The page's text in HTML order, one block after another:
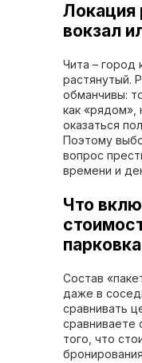
Локация
вокзал
Чита – город
растянутый.
обманчивы:
как «рядом»,
оказаться
Поэтому
вопрос
времени и
Что
Состав
даже в
сравнивать
сравниваете
того, что